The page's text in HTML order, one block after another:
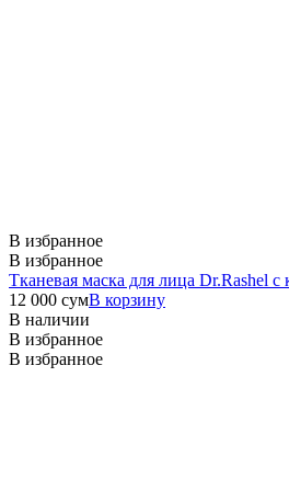
В избранное
В избранное
Тканевая маска для лица Dr.Rashel с
12 000 сумВ корзину
В наличии
В избранное
В избранное